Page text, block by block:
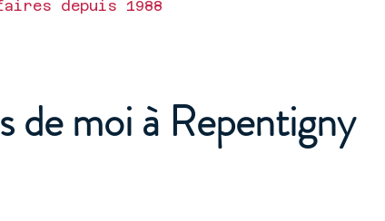
depuis 1988
de moi à Repentigny